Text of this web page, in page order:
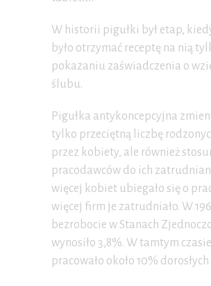
W historii pigułki był etap,
było otrzymać receptę na nią
pokazaniu zaświadczenia o
ślubu.
Pigułka antykoncepcyjna
tylko przeciętną liczbę
przez kobiety, ale również
pracodawców do ich
więcej kobiet ubiegało się o
więcej firm je zatrudniało. W
bezrobocie w Stanach
wynosiło 3,8%. W tamtym czasie
pracowało około 10%